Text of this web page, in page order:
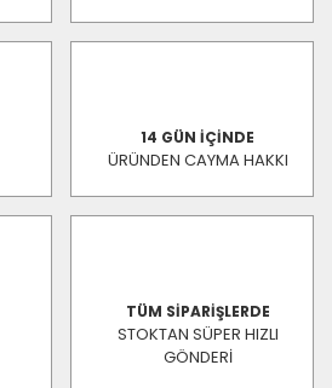
14 GÜN İÇİNDE
ÜRÜNDEN CAYMA HAKKI
TÜM SİPARİŞLERDE
STOKTAN SÜPER HIZLI
GÖNDERİ